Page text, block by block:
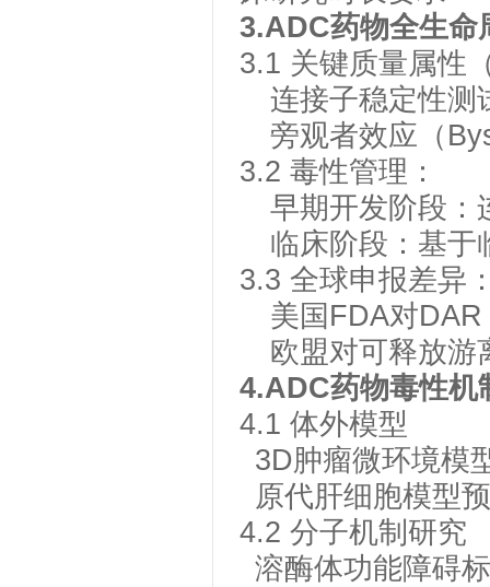
3.ADC药物全生命
3.1 关键质量属性
连接子稳定性测
旁观者效应（
3.2 毒性管理：
早期开发阶段：
临床阶段：基于
3.3 全球申报差异
美国 FDA对DAR
欧盟对可释放游
4.ADC药物毒性机
4.1 体外模型
3D肿瘤微环境模
原代肝细胞模型
4.2 分子机制研究
溶酶体功能障碍